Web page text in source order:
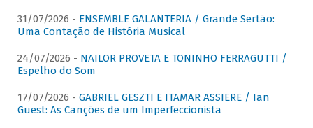
31/07/2026 - ENSEMBLE GALANTERIA / Grande Sertão:
Uma Contação de História Musical
24/07/2026 - NAILOR PROVETA E TONINHO FERRAGUTTI /
Espelho do Som
17/07/2026 - GABRIEL GESZTI E ITAMAR ASSIERE / Ian
Guest: As Canções de um Imperfeccionista